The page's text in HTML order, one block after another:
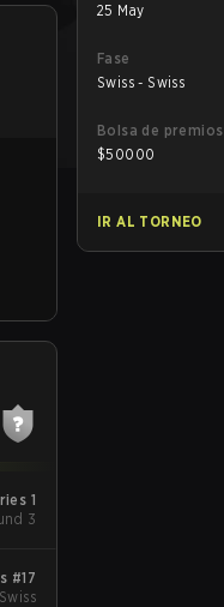
1
3
#17
25 May
Fase
Swiss - Swiss
Bolsa de premios
$50000
IR AL TORNEO